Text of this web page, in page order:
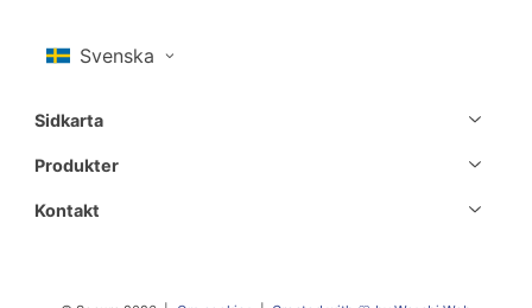
Sidkarta
Produkter
Kontakt